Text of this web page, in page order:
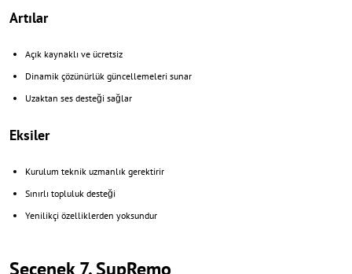
Artılar
Açık kaynaklı ve ücretsiz
Dinamik çözünürlük güncellemeleri sunar
Uzaktan ses desteği sağlar
Eksiler
Kurulum teknik uzmanlık gerektirir
Sınırlı topluluk desteği
Yenilikçi özelliklerden yoksundur
Seçenek 7. SupRemo